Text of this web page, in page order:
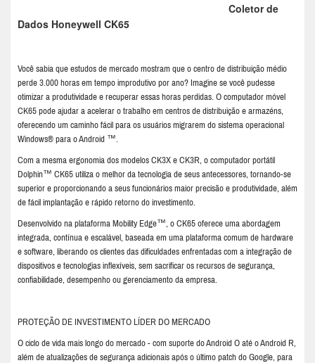
Coletor de
Dados Honeywell CK65
Você sabia que estudos de mercado mostram que o centro de distribuição médio
perde 3.000 horas em tempo improdutivo por ano? Imagine se você pudesse
otimizar a produtividade e recuperar essas horas perdidas. O computador móvel
CK65 pode ajudar a acelerar o trabalho em centros de distribuição e armazéns,
oferecendo um caminho fácil para os usuários migrarem do sistema operacional
Windows® para o Android ™.
Com a mesma ergonomia dos modelos CK3X e CK3R, o computador portátil
Dolphin™ CK65 utiliza o melhor da tecnologia de seus antecessores, tornando-se
superior e proporcionando a seus funcionários maior precisão e produtividade, além
de fácil implantação e rápido retorno do investimento.
Desenvolvido na plataforma Mobility Edge™, o CK65 oferece uma abordagem
integrada, contínua e escalável, baseada em uma plataforma comum de hardware
e software, liberando os clientes das dificuldades enfrentadas com a integração de
dispositivos e tecnologias inflexíveis, sem sacrificar os recursos de segurança,
confiabilidade, desempenho ou gerenciamento da empresa.
PROTEÇÃO DE INVESTIMENTO LÍDER DO MERCADO
O ciclo de vida mais longo do mercado - com suporte do Android O até o Android R,
além de atualizações de segurança adicionais após o último patch do Google, para